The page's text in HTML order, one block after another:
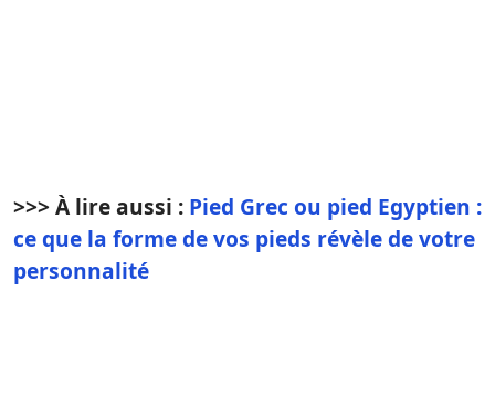
>>> À lire aussi : Pied Grec ou pied Egyptien :
ce que la forme de vos pieds révèle de votre
personnalité